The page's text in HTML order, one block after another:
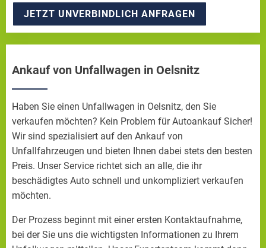
JETZT UNVERBINDLICH ANFRAGEN
Ankauf von Unfallwagen in Oelsnitz
Haben Sie einen Unfallwagen in Oelsnitz, den Sie
verkaufen möchten? Kein Problem für Autoankauf Sicher!
Wir sind spezialisiert auf den Ankauf von
Unfallfahrzeugen und bieten Ihnen dabei stets den besten
Preis. Unser Service richtet sich an alle, die ihr
beschädigtes Auto schnell und unkompliziert verkaufen
möchten.
Der Prozess beginnt mit einer ersten Kontaktaufnahme,
bei der Sie uns die wichtigsten Informationen zu Ihrem